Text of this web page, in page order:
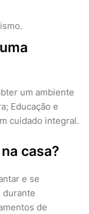
um ambiente
Educação e
cuidado integral.
casa?
e se
durante
de